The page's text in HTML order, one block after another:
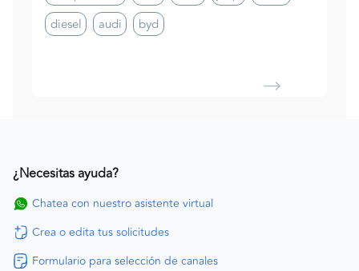
diesel
audi byd
¿Necesitas ayuda?
Chatea con nuestro asistente virtual
Crea o edita tus solicitudes
Formulario para selección de canales